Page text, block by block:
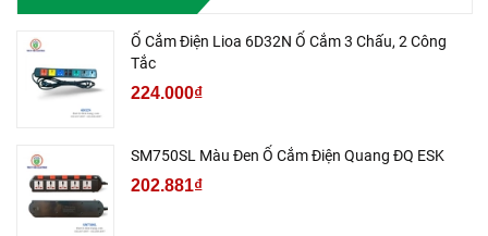
Ổ Cắm Điện Lioa 6D32N Ổ Cắm 3 Chấu, 2 Công
Tắc
224.000₫
SM750SL Màu Đen Ổ Cắm Điện Quang ĐQ ESK
202.881₫